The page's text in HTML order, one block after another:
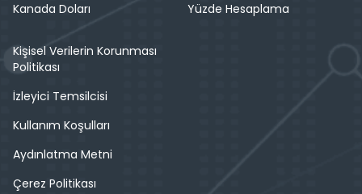
Kanada Doları
Yüzde Hesaplama
Kişisel Verilerin Korunması
Politikası
İzleyici Temsilcisi
Kullanım Koşulları
Aydınlatma Metni
Çerez Politikası